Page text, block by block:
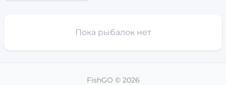
Пока рыбалок нет
FishGO © 2026